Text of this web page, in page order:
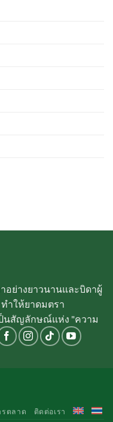
ย่างยาวนานและบิดาผู้
ำให้ยาดมตรา
ป็นสัญลักษณ์แห่ง "ความ
รตลาด ติดต่อเรา